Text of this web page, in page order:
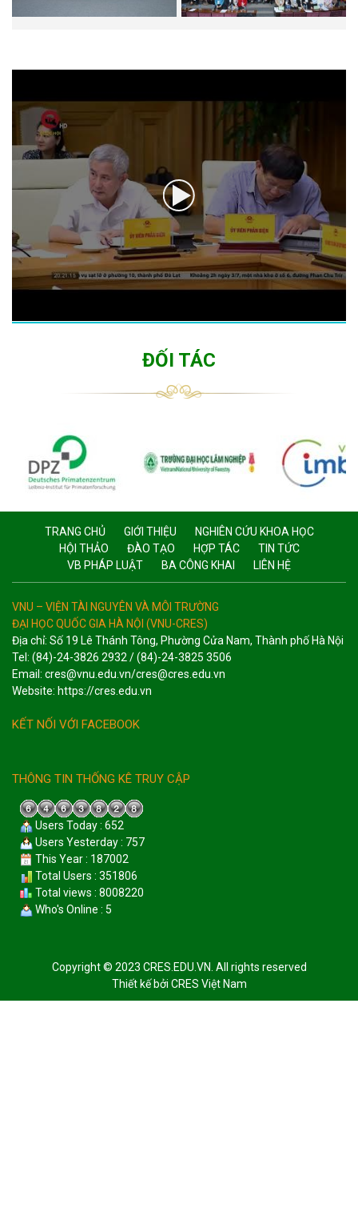
ĐỐI TÁC
TRANG CHỦ GIỚI THIỆU
NGHIÊN CỨU KHOA HỌC
HỘI THẢO
ĐÀO TẠO HỢP TÁC
TIN TỨC
VB PHÁP LUẬT
BA CÔNG KHAI LIÊN HỆ
VNU – VIỆN TÀI NGUYÊN VÀ MÔI TRƯỜNG
ĐẠI HỌC QUỐC GIA HÀ NỘI (VNU-CRES)
Địa chỉ: Số 19 Lê Thánh Tông, Phường Cửa Nam, Thành phố Hà Nội
Tel: (84)-24-3826 2932 / (84)-24-3825 3506
Email: cres@vnu.edu.vn/cres@cres.edu.vn
Website: https://cres.edu.vn
KẾT NỐI VỚI FACEBOOK
THÔNG TIN THỐNG KÊ TRUY CẬP
Users Today : 652
Users Yesterday : 757
This Year : 187002
Total Users : 351806
Total views : 8008220
Who's Online : 5
Copyright © 2023 CRES.EDU.VN. All rights reserved
Thiết kế bởi CRES Việt Nam